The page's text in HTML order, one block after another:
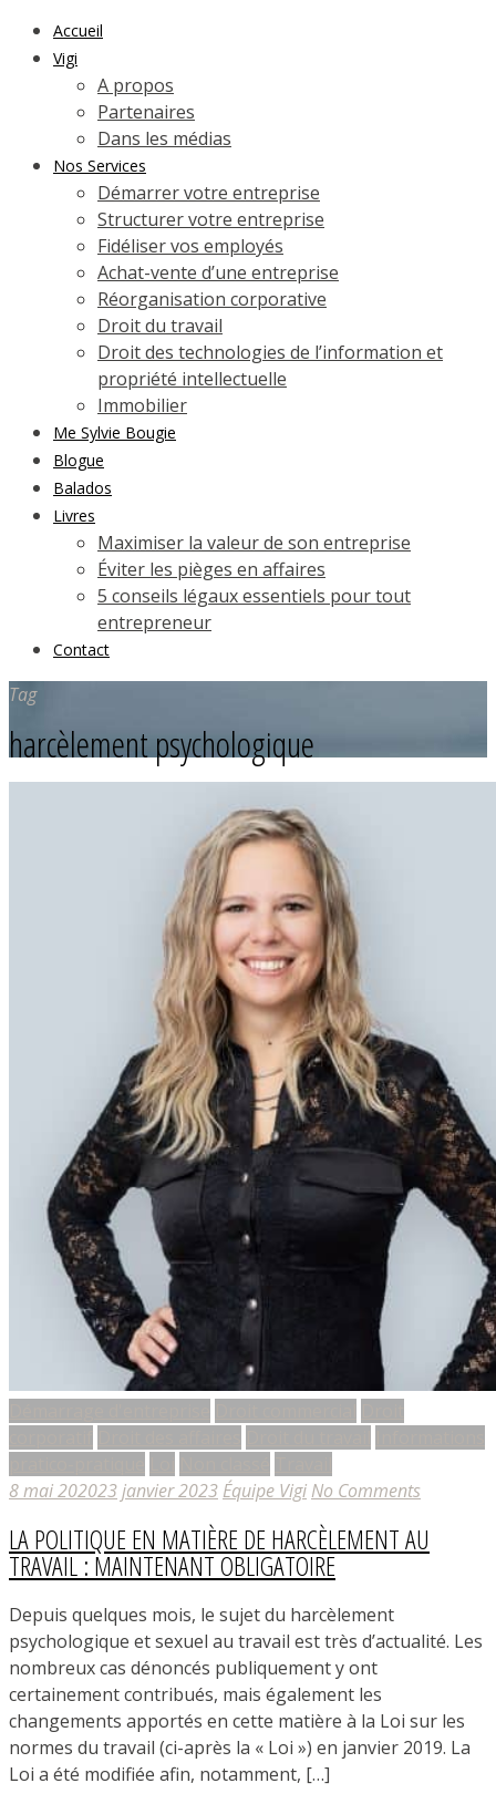
Accueil
Vigi
A propos
Partenaires
Dans les médias
Nos Services
Démarrer votre entreprise
Structurer votre entreprise
Fidéliser vos employés
Achat-vente d’une entreprise
Réorganisation corporative
Droit du travail
Droit des technologies de l’information et
propriété intellectuelle
Immobilier
Me Sylvie Bougie
Blogue
Balados
Livres
Maximiser la valeur de son entreprise
Éviter les pièges en affaires
5 conseils légaux essentiels pour tout
entrepreneur
Contact
Tag
harcèlement psychologique
8 mai 202023 janvier 2023 Équipe Vigi No Comments
LA POLITIQUE EN MATIÈRE DE HARCÈLEMENT AU
TRAVAIL : MAINTENANT OBLIGATOIRE
Depuis quelques mois, le sujet du harcèlement
psychologique et sexuel au travail est très d’actualité. Les
nombreux cas dénoncés publiquement y ont
certainement contribués, mais également les
changements apportés en cette matière à la Loi sur les
normes du travail (ci-après la « Loi ») en janvier 2019. La
Loi a été modifiée afin, notamment, […]